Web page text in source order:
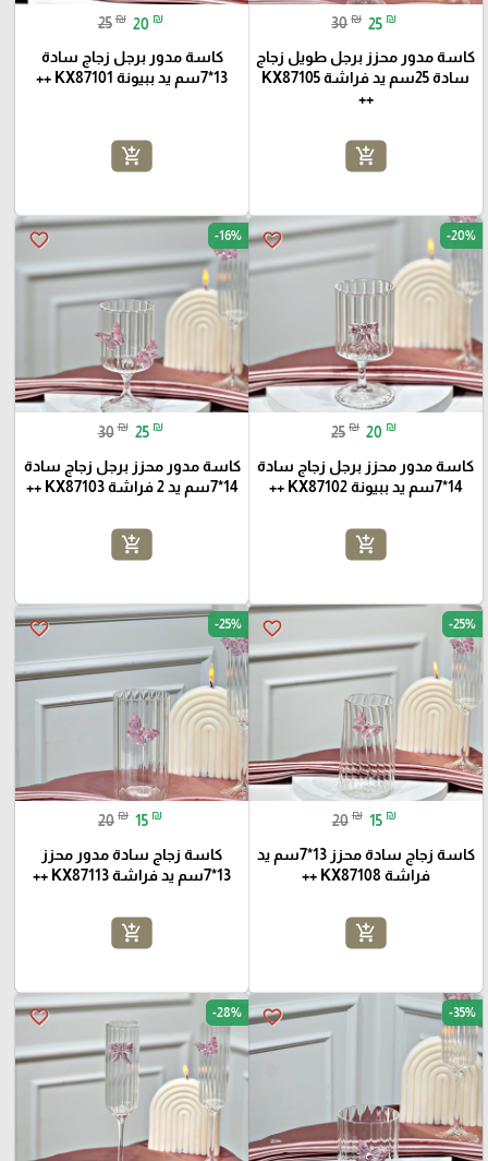
30 ₪ 25 ₪
كاسة مدور محزز برجل طويل زجاج
سادة 25سم يد فراشة KX87105
++
add_shopping_cart
25 ₪ 20 ₪
كاسة مدور برجل زجاج سادة
13*7سم يد ببيونة KX87101 ++
add_shopping_cart
favorite_border -20%
25 ₪ 20 ₪
كاسة مدور محزز برجل زجاج سادة
14*7سم يد ببيونة KX87102 ++
add_shopping_cart
favorite_border -16%
30 ₪ 25 ₪
كاسة مدور محزز برجل زجاج سادة
14*7سم يد 2 فراشة KX87103 ++
add_shopping_cart
favorite_border -25%
20 ₪ 15 ₪
كاسة زجاج سادة محزز 13*7سم يد
فراشة KX87108 ++
add_shopping_cart
favorite_border -25%
20 ₪ 15 ₪
كاسة زجاج سادة مدور محزز
13*7سم يد فراشة KX87113 ++
add_shopping_cart
favorite_border -35%
favorite_border -28%